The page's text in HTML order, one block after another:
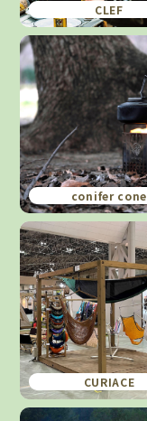
CLEF
conifer cone
CURIACE